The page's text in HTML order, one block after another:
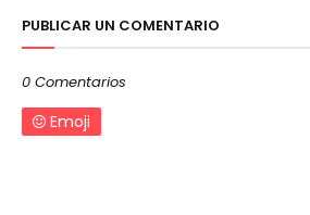
PUBLICAR UN COMENTARIO
0 Comentarios
Emoji